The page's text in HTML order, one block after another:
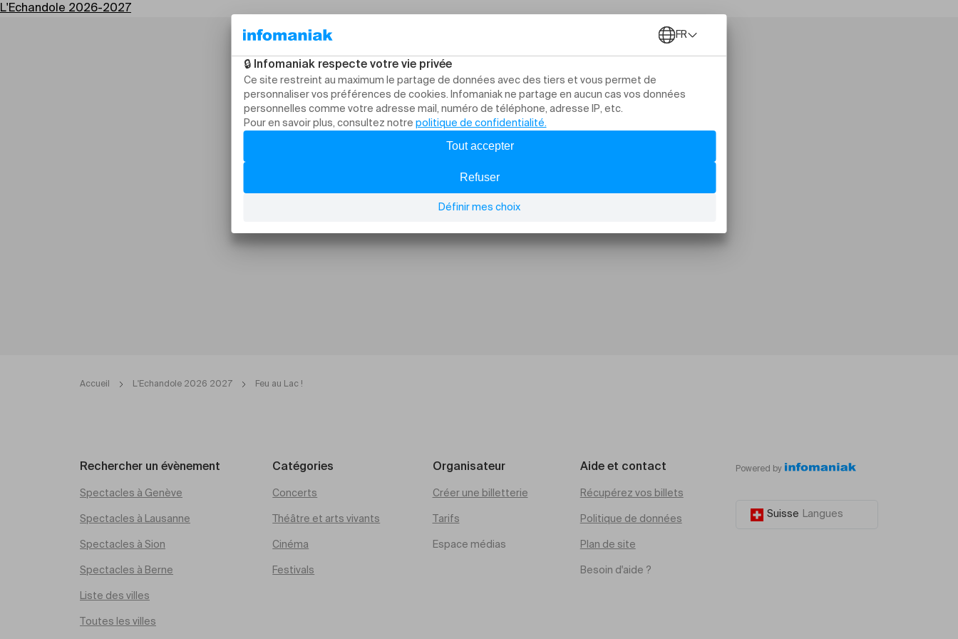
L'Echandole 2026-2027
Accueil L'Echandole 2026 2027 Feu au Lac !
Rechercher un évènement
Spectacles à Genève
Spectacles à Lausanne
Spectacles à Sion
Spectacles à Berne
Liste des villes
Toutes les villes
Catégories
Concerts
Théâtre et arts vivants
Cinéma
Festivals
Organisateur
Créer une billetterie
Tarifs
Espace médias
Aide et contact
Récupérez vos billets
Politique de données
Plan de site
Besoin d'aide ?
Powered by
Suisse Langues